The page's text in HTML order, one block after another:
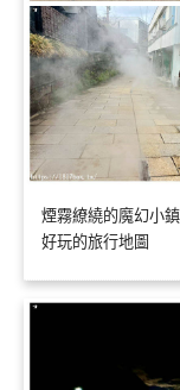
煙霧繚繞的魔幻小
好玩的旅行地圖